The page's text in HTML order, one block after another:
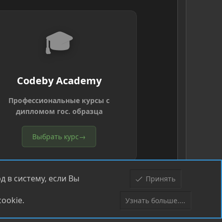
🎓
Codeby Academy
Профессиональные курсы с
дипломом гос. образца
Выбрать курс→
Верх
в систему, если Вы
Принять
Узнать больше....